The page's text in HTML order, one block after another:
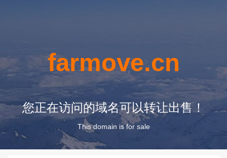
farmove.cn
您正在访问的域名可以转让出售！
This domain is for sale